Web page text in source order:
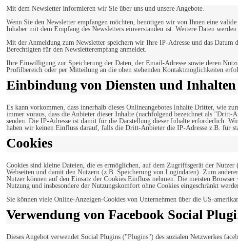
Mit dem Newsletter informieren wir Sie über uns und unsere Angebote.
Wenn Sie den Newsletter empfangen möchten, benötigen wir von Ihnen eine
Inhaber mit dem Empfang des Newsletters einverstanden ist. Weitere Daten
Mit der Anmeldung zum Newsletter speichern wir Ihre IP-Adresse und das Datum
Berechtigten für den Newsletterempfang anmeldet.
Ihre Einwilligung zur Speicherung der Daten, der Email-Adresse sowie deren
Profilbereich oder per Mitteilung an die oben stehenden Kontaktmöglichkeiten
Einbindung von Diensten und
Es kann vorkommen, dass innerhalb dieses Onlineangebotes Inhalte Dritter, wie
immer voraus, dass die Anbieter dieser Inhalte (nachfolgend bezeichnet als
senden. Die IP-Adresse ist damit für die Darstellung dieser Inhalte erforderlich.
haben wir keinen Einfluss darauf, falls die Dritt-Anbieter die IP-Adresse z.B. für
Cookies
Cookies sind kleine Dateien, die es ermöglichen, auf dem Zugriffsgerät der
Webseiten und damit den Nutzern (z.B. Speicherung von Logindaten). Zum
Nutzer können auf den Einsatz der Cookies Einfluss nehmen. Die meisten
Nutzung und insbesondere der Nutzungskomfort ohne Cookies eingeschränkt
Sie können viele Online-Anzeigen-Cookies von Unternehmen über die US-
Verwendung von Facebook Social
Dieses Angebot verwendet Social Plugins ("Plugins") des sozialen Netzwerkes